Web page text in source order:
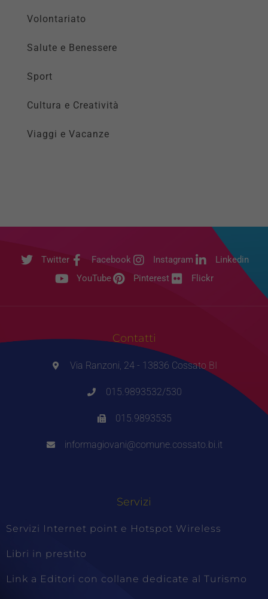
Volontariato
Salute e Benessere
Sport
Cultura e Creatività
Viaggi e Vacanze
Twitter Facebook Instagram
Linkedin
YouTube
Pinterest Flickr
Contatti
Via Ranzoni, 24 - 13836 Cossato BI
015.9893532/530
015.9893535
informagiovani@comune.cossato.bi.it
Servizi
Servizi Internet point e Hotspot Wireless
Libri in prestito
Link a Editori con collane dedicate al Turismo